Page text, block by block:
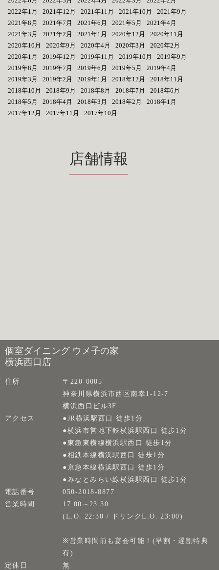
2022年1月
2021年12月 2021年11月 2021年10月
2021年9月
2021年8月
2021年7月 2021年6月 2021年5月
2021年4月
2021年3月
2021年2月 2021年1月 2020年12月
2020年11月
2020年10月
2020年9月 2020年4月 2020年3月
2020年2月
2020年1月
2019年12月 2019年11月 2019年10月
2019年9月
2019年8月
2019年7月 2019年6月 2019年5月
2019年4月
2019年3月
2019年2月 2019年1月 2018年12月
2018年11月
2018年10月
2018年9月 2018年8月 2018年7月
2018年6月
2018年5月
2018年4月 2018年3月 2018年2月
2018年1月
2017年12月
2017年11月 2017年10月
店舗情報
個室ダイニング ウメ子の家
横浜西口店
住所
〒220-0005
神奈川県横浜市西区南幸1-12-7
横浜西口ビル3F
アクセス
●JR横浜駅西口 徒歩1分
●横浜市営地下鉄横浜駅西口 徒歩1分
●東急東横線横浜駅西口 徒歩1分
●相鉄本線横浜駅西口 徒歩1分
●京急本線横浜駅西口 徒歩1分
●みなとみらい線横浜駅西口 徒歩1分
電話番号
050-2018-8877
営業時間
17:00～23:30
(L.O. 22:30 / ドリンクL.O. 23:00)
※営業時間前も宴会可能！(早割・遅割特典
有)
定休日
無